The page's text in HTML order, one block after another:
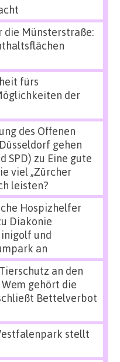
Münsterstraße:
fürs
der
des Offenen
gehen
SPD) zu Eine gute
viel „Zürcher
leisten?
Hospizhelfer
Diakonie
und
an
an den
Wem gehört die
Bettelverbot
stellt